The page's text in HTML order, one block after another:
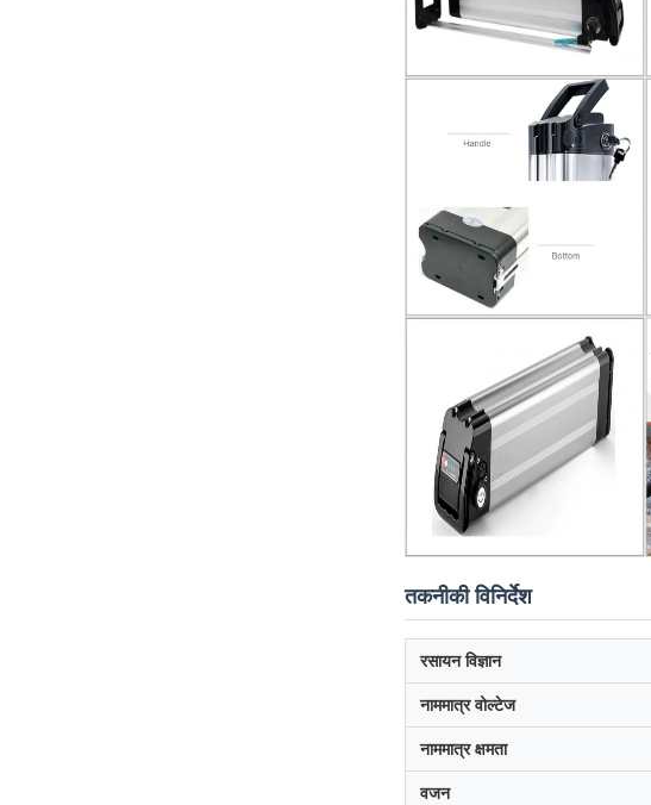
तकनीकी विनिर्देश
रसायन विज्ञान
नाममात्र वोल्टेज
नाममात्र क्षमता
वजन